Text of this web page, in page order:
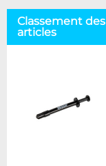
Catégorie
Adaptateurs
Autres outils
Embouts
Nettoyage &
Classement
articles